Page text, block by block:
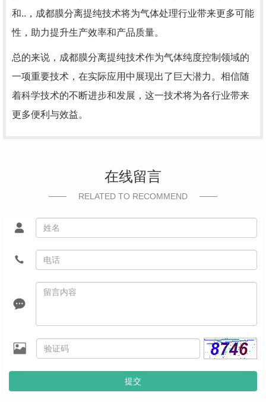
和..，成都膜分离提纯技术将为气体处理行业带来更多可能
性，助力提升生产效率和产品质量。
总的来说，成都膜分离提纯技术作为气体纯度控制领域的
一项重要技术，在实际应用中展现出了巨大潜力。相信随
着科学技术的不断进步和发展，这一技术将为各行业带来
更多便利与效益。
在线留言
RELATED TO RECOMMEND
提交